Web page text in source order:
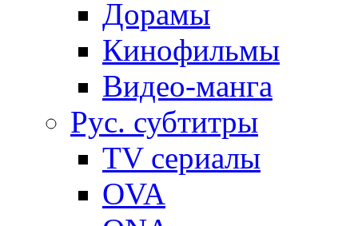
Дорамы
Кинофильмы
Видео-манга
Рус. субтитры
TV сериалы
OVA